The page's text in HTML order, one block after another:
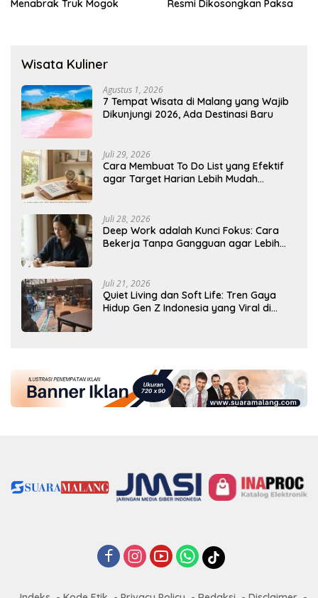
Menabrak Truk Mogok
Resmi Dikosongkan Paksa
Wisata Kuliner
Agustus 1, 2026
7 Tempat Wisata di Malang yang Wajib
Dikunjungi 2026, Ada Destinasi Baru
Juli 29, 2026
Cara Membuat To Do List yang Efektif
agar Target Harian Lebih Mudah
Juli 28, 2026
Deep Work adalah Kunci Fokus: Cara
Bekerja Tanpa Gangguan agar Lebih
Juli 21, 2026
Quiet Living dan Soft Life: Tren Gaya
Hidup Gen Z Indonesia yang Viral di